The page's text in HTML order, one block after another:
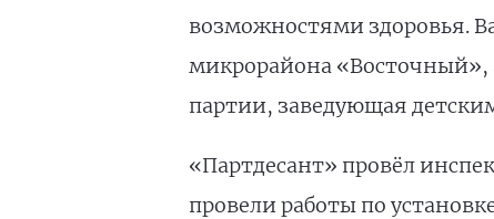
возможностями здоровья.
микрорайона «Восточный»,
партии, заведующая
«Партдесант» провёл
провели работы по